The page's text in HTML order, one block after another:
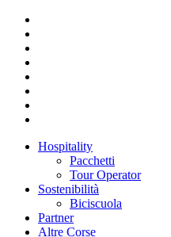
Hospitality
Pacchetti
Tour Operator
Sostenibilità
Biciscuola
Partner
Altre Corse